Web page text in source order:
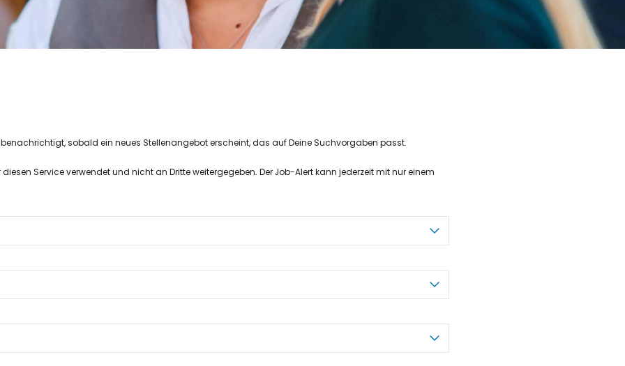
sobald ein neues Stellenangebot erscheint, das auf Deine Suchvorgaben passt.
diesen Service verwendet und nicht an Dritte weitergegeben. Der Job-Alert kann jederzeit mit nur einem